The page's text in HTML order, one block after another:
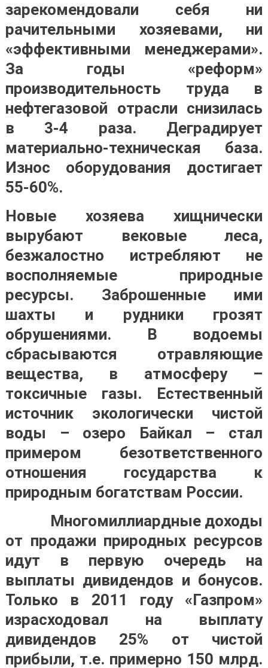
зарекомендовали себя ни
рачительными хозяевами, ни
«эффективными менеджерами».
За годы «реформ»
производительность труда в
нефтегазовой отрасли снизилась
в 3-4 раза. Деградирует
материально-техническая база.
Износ оборудования достигает
55-60%.
Новые хозяева хищнически
вырубают вековые леса,
безжалостно истребляют не
восполняемые природные
ресурсы. Заброшенные ими
шахты и рудники грозят
обрушениями. В водоемы
сбрасываются отравляющие
вещества, в атмосферу –
токсичные газы. Естественный
источник экологически чистой
воды – озеро Байкал – стал
примером безответственного
отношения государства к
природным богатствам России.
Многомиллиардные доходы
от продажи природных ресурсов
идут в первую очередь на
выплаты дивидендов и бонусов.
Только в 2011 году «Газпром»
израсходовал на выплату
дивидендов 25% от чистой
прибыли, т.е. примерно 150 млрд.